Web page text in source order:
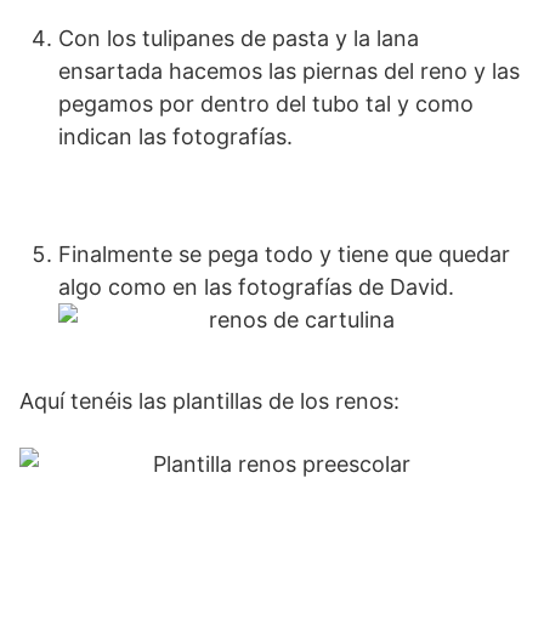
Con los tulipanes de pasta y la lana
ensartada hacemos las piernas del reno y las
pegamos por dentro del tubo tal y como
indican las fotografías.
Finalmente se pega todo y tiene que quedar
algo como en las fotografías de David.
Aquí tenéis las plantillas de los renos: